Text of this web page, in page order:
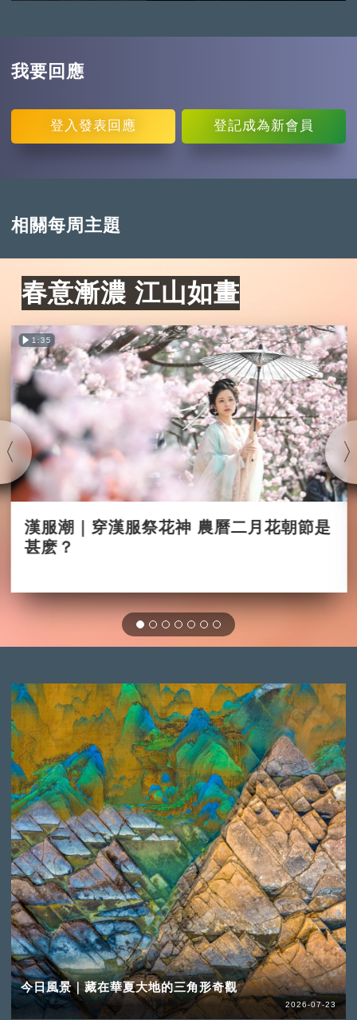
我要回應
登入 發表回應 登記成為新會員
相關每周主題
春意漸濃 江山如畫
1:35
漢服潮｜穿漢服祭花神 農曆二月花朝節是
甚麽？
今日風景｜藏在華夏大地的三角形奇觀
2026-07-23